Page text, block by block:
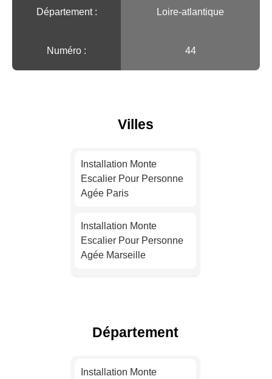
Département : Loire-atlantique
Numéro : 44
Villes
Installation Monte
Escalier Pour Personne
Agée Paris
Installation Monte
Escalier Pour Personne
Agée Marseille
Département
Installation Monte